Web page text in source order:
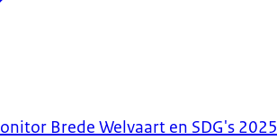
Brede Welvaart en SDG's 2025